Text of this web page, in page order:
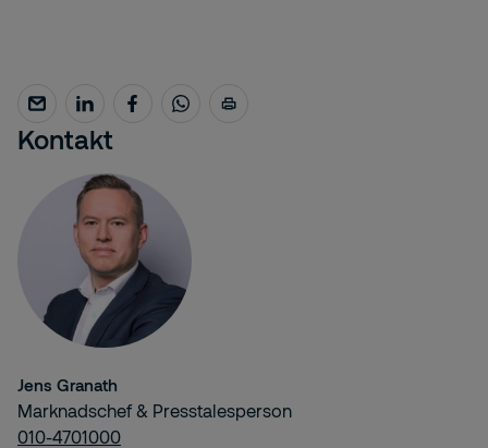
Kontakt
Jens Granath
Marknadschef & Presstalesperson
010-4701000